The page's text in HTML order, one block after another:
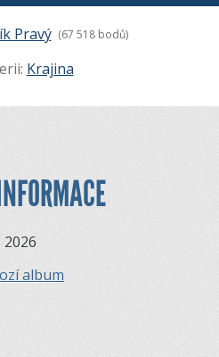
Pravý (67 518 bodů)
Krajina
2026
album